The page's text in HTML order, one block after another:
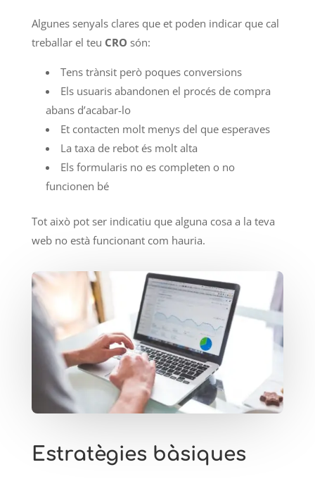
Algunes senyals clares que et poden indicar que cal
treballar el teu CRO són:
Tens trànsit però poques conversions
Els usuaris abandonen el procés de compra
abans d’acabar-lo
Et contacten molt menys del que esperaves
La taxa de rebot és molt alta
Els formularis no es completen o no
funcionen bé
Tot això pot ser indicatiu que alguna cosa a la teva
web no està funcionant com hauria.
Estratègies bàsiques